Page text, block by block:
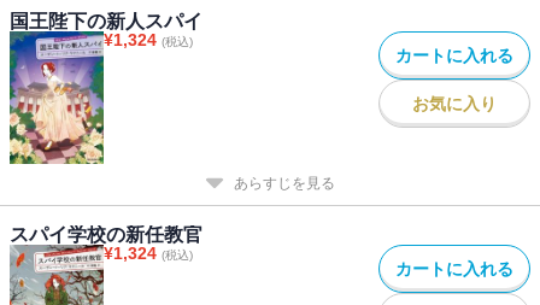
国王陛下の新人スパイ
¥1,324 (税込)
カートに入れる
お気に入り
あらすじを見る
スパイ学校の新任教官
¥1,324 (税込)
カートに入れる